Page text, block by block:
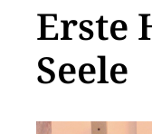
Erste
Seele